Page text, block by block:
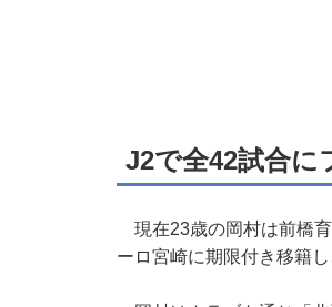
J2で全42試合に
現在23歳の岡村は前橋
ーロ宮崎に期限付き移籍